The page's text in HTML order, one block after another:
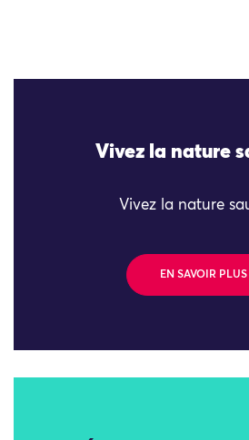
Vivez la nature
Vivez la nature
EN SAVOIR PLUS